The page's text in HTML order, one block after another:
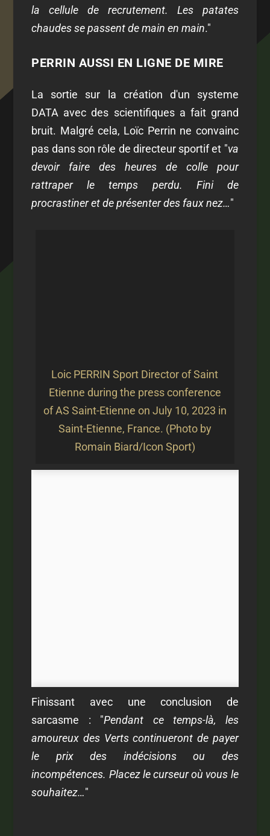
la cellule de recrutement. Les patates
chaudes se passent de main en main."
PERRIN AUSSI EN LIGNE DE MIRE
La sortie sur la création d'un systeme
DATA avec des scientifiques a fait grand
bruit. Malgré cela, Loïc Perrin ne convainc
pas dans son rôle de directeur sportif et "va
devoir faire des heures de colle pour
rattraper le temps perdu. Fini de
procrastiner et de présenter des faux nez…"
Loic PERRIN Sport Director of Saint
Etienne during the press conference
of AS Saint-Etienne on July 10, 2023 in
Saint-Etienne, France. (Photo by
Romain Biard/Icon Sport)
Finissant avec une conclusion de
sarcasme : "Pendant ce temps-là, les
amoureux des Verts continueront de payer
le prix des indécisions ou des
incompétences. Placez le curseur où vous le
souhaitez…"